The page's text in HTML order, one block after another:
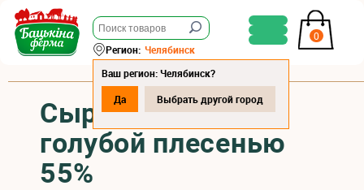
0
Регион: Челябинск
Ваш регион: Челябинск?
Да
Выбрать другой город
Сыр "Рокфорти" с
голубой плесенью
55%